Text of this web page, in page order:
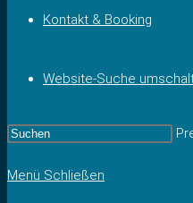
Kontakt & Booking
Website-Suche
Menü Schließen